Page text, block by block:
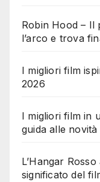
Robin Hood – Il
l’arco e trova
I migliori film
2026
I migliori film in
guida alle novità
L’Hangar
significato del